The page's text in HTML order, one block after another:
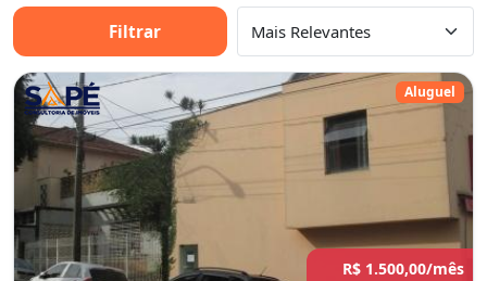
Filtrar
Aluguel
R$ 1.500,00/mês